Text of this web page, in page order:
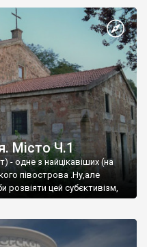
Місто Ч.1
- одне з найцікавіших (на
півострова .Ну,але
цей субєктивізм,